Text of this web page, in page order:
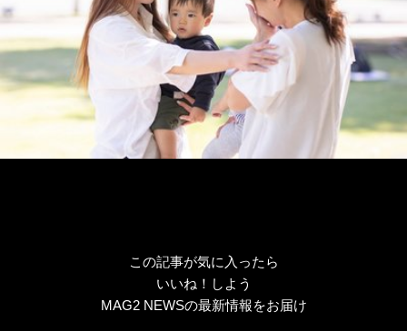
この記事が気に入ったら
いいね！しよう
MAG2 NEWSの最新情報をお届け